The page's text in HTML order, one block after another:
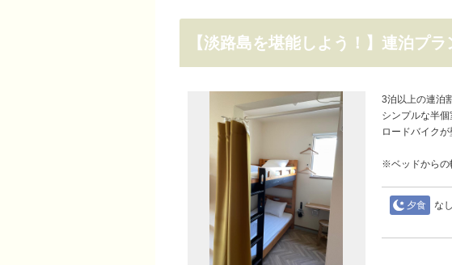
【淡路島を堪能しよう！】連泊プ
3泊以上の連泊
シンプルな半個
ロードバイク
※ベッドからの
夕食 なし